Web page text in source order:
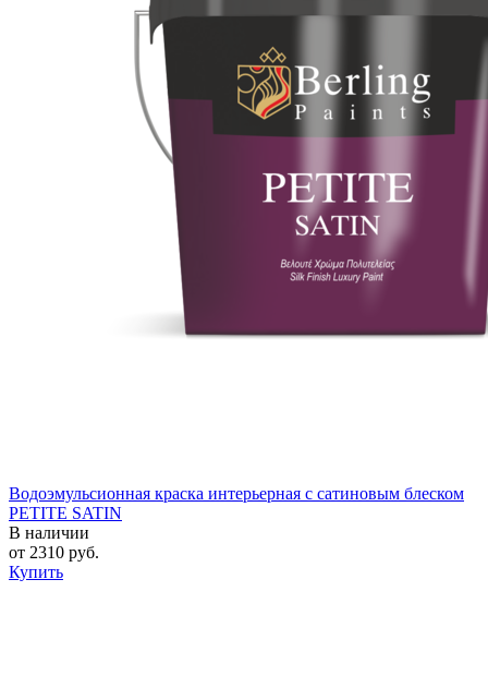
Водоэмульсионная краска интерьерная с сатиновым блеском
PETITE SATIN
В наличии
от 2310 руб.
Купить